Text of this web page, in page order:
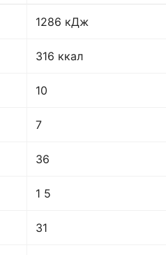
1286 кДж
316 ккал
10
7
36
1 5
31